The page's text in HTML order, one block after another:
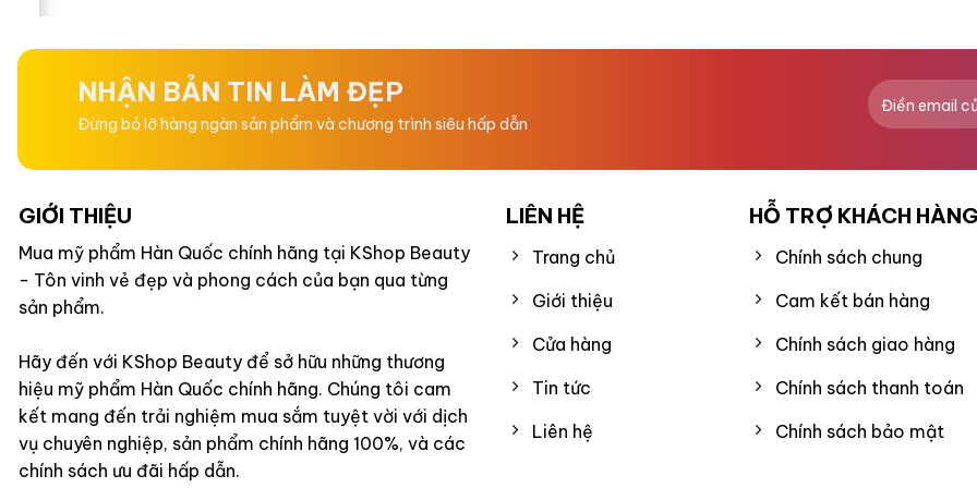
5
5
5
NHẬN BẢN TIN LÀM ĐẸP
Đừng bỏ lỡ hàng ngàn sản phẩm và chương trình siêu hấp dẫn
GIỚI THIỆU
Mua mỹ phẩm Hàn Quốc chính hãng tại KShop Beauty
- Tôn vinh vẻ đẹp và phong cách của bạn qua từng
sản phẩm.
Hãy đến với KShop Beauty để sở hữu những thương
hiệu mỹ phẩm Hàn Quốc chính hãng. Chúng tôi cam
kết mang đến trải nghiệm mua sắm tuyệt vời với dịch
vụ chuyên nghiệp, sản phẩm chính hãng 100%, và các
chính sách ưu đãi hấp dẫn.
LIÊN HỆ
Trang chủ
Giới thiệu
Cửa hàng
Tin tức
Liên hệ
HỖ TRỢ KHÁCH HÀNG
Chính sách chung
Cam kết bán hàng
Chính sách giao hàng
Chính sách thanh toán
Chính sách bảo mật